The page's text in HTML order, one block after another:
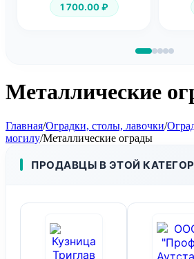
1 700.00₽
Металлические
Главная/Оградки, столы, лавочки/
могилу/Металлические ограды
ПРОДАВЦЫ В ЭТОЙ